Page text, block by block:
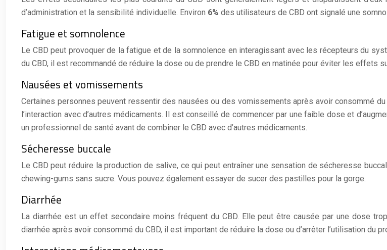
d’administration et la sensibilité individuelle. Environ 6% des utilisateurs de CBD ont signalé une
Fatigue et somnolence
Le CBD peut provoquer de la fatigue et de la somnolence en interagissant avec les récepteurs du
du CBD, il est recommandé de réduire la dose ou de prendre le CBD en matinée pour éviter les effets
Nausées et vomissements
Certaines personnes peuvent ressentir des nausées ou des vomissements après avoir consommé
l’interaction avec d’autres médicaments. Il est conseillé de commencer par une faible dose et
un professionnel de santé avant de combiner le CBD avec d’autres médicaments.
Sécheresse buccale
Le CBD peut réduire la production de salive, ce qui peut entraîner une sensation de sécheresse
chewing-gums sans sucre. Vous pouvez également essayer de sucer des pastilles pour la gorge.
Diarrhée
La diarrhée est un effet secondaire moins fréquent du CBD. Elle peut être causée par une dose
diarrhée après avoir consommé du CBD, il est important de réduire la dose ou d’arrêter l’utilisation